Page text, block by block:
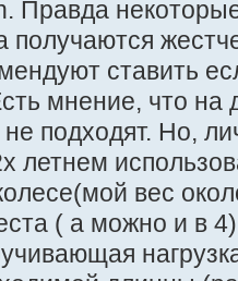
Правда
получаются
ставить
мнение, что на
подходят. Но,
летнем
вес
( а можно и в